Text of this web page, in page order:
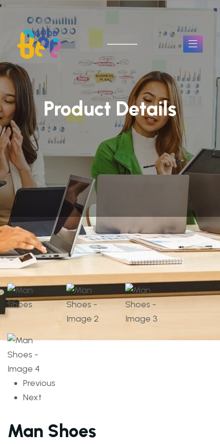
Product Details
Previous
Next
Man Shoes